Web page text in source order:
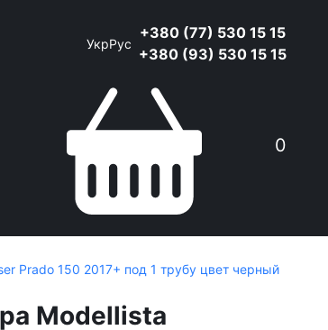
УкрРус
+380 (77) 530 15 15
+380 (93) 530 15 15
0
Prado 150 2017+ под 1 трубу цвет черный
Modellista